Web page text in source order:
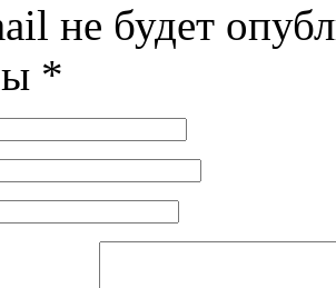
не будет
*